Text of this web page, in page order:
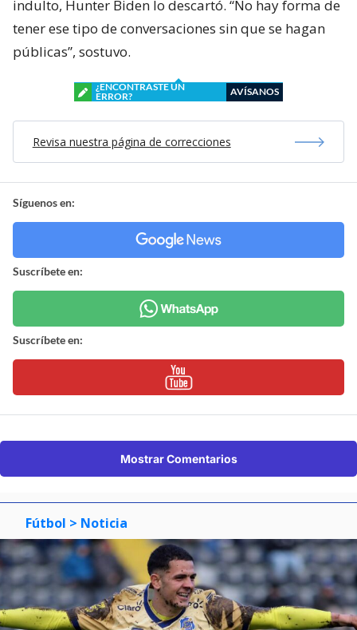
indulto, Hunter Biden lo descartó. “No hay forma de
tener ese tipo de conversaciones sin que se hagan
públicas”, sostuvo.
¿ENCONTRASTE UN
ERROR?
AVÍSANOS
Revisa nuestra página de correcciones
Síguenos en:
Suscríbete en:
Suscríbete en:
Mostrar Comentarios
Fútbol > Noticia